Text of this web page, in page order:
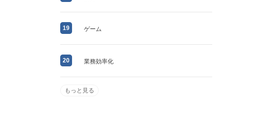
19 ゲーム
20 業務効率化
もっと見る